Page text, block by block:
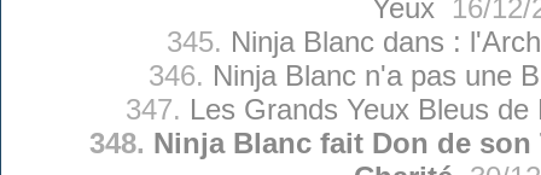
Yeux 16/12/
345. Ninja Blanc dans :
346. Ninja Blanc n'a pas une
347. Les Grands Yeux Bleus de
348. Ninja Blanc fait Don de son